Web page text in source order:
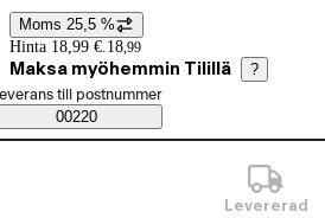
Prisinformation
Moms 25,5 %
Hinta 18,99 €. 18,99
Maksa myöhemmin Tilillä ?
Saatavuustiedot
beställningssätt
till postnummer
00220
Levererad